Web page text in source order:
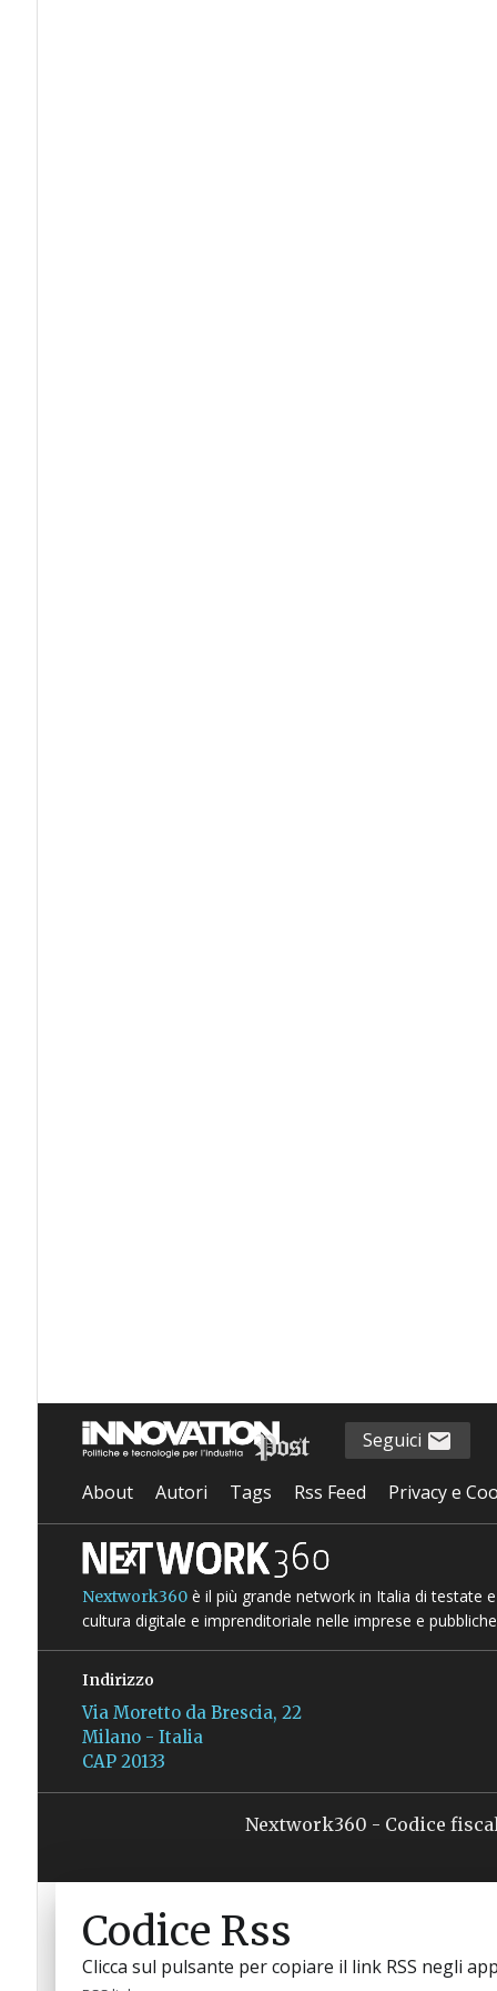
Seguici
About Autori Tags Rss Feed Privacy e
Nextwork360è il più grande network in Italia di testate
cultura digitale e imprenditoriale nelle imprese e
Indirizzo
Via Moretto da Brescia, 22
Milano - Italia
CAP 20133
Nextwork360 - Codice
Codice Rss
Clicca sul pulsante per copiare il link RSS negli